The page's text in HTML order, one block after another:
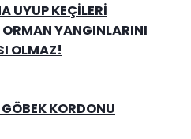
UYUP KEÇILERI
YANGINLARINI
OLMAZ!
KORDONU